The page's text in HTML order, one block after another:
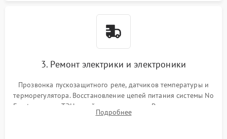
3. Ремонт электрики и электроники
Прозвонка пускозащитного реле, датчиков температуры и
терморегулятора. Восстановление цепей питания системы No
Frost, включая ТЭН оттайки и вентилятор. Ремонт или замена
платы управления при сбоях алгоритмов.
Подробнее